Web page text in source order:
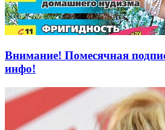
Внимание! Помесячная
инфо!